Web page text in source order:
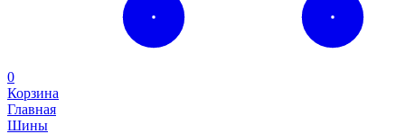
0
Корзина
Главная
Шины